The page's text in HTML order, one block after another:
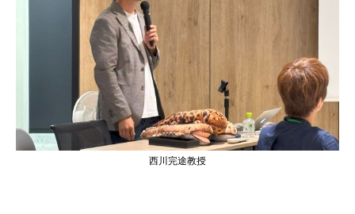
西川完途教授